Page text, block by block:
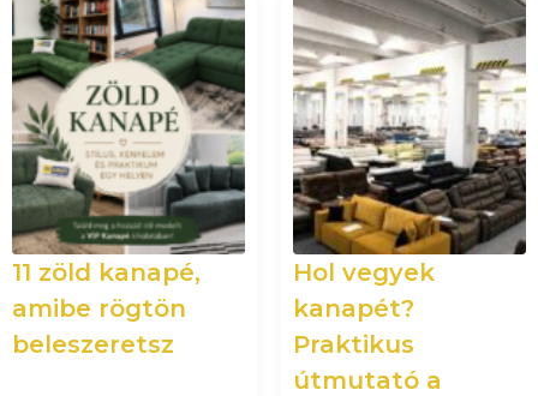
11 zöld kanapé,
amibe rögtön
beleszeretsz
Hol vegyek
kanapét?
Praktikus
útmutató a